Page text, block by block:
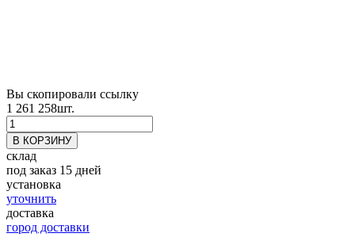
Вы скопировали ссылку
1 261 258шт.
склад
под заказ 15 дней
установка
уточнить
доставка
город доставки